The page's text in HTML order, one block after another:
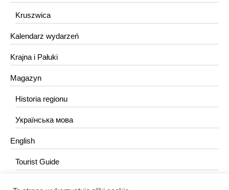
Kruszwica
Kalendarz wydarzeń
Krajna i Pałuki
Magazyn
Historia regionu
Українська мова
English
Tourist Guide